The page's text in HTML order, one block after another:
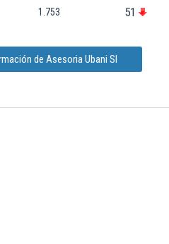
1.753 51
de Asesoria Ubani Sl